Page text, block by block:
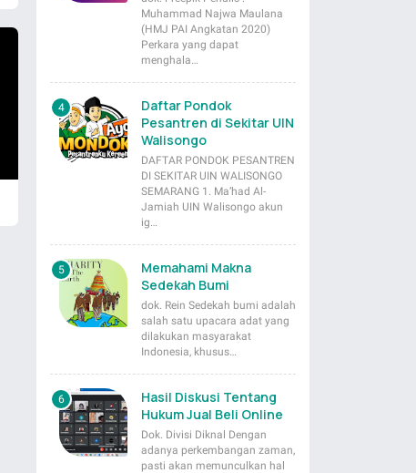
Muhammad Najwa Maulana
(HMJ PAI Angkatan 2020)
Perkara yang dapat
menghala…
Daftar Pondok
Pesantren di Sekitar UIN
Walisongo
DAFTAR PONDOK PESANTREN
DI SEKITAR UIN WALISONGO
SEMARANG 1. Ma’had Al-
Jamiah UIN Walisongo akun
ig…
Memahami Makna
Sedekah Bumi
dok. Rein Sedekah bumi adalah
salah satu upacara adat yang
dilakukan masyarakat
Indonesia, khusus…
Hasil Diskusi Tentang
Hukum Jual Beli Online
Dok. Divisi Diknal Dengan
adanya perkembangan zaman,
pasti akan memunculkan hal